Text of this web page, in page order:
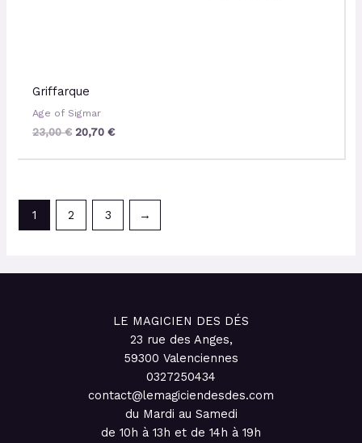
Griffarque
Age of Sigmar
23,00€ 20,70 €
1 2 3 →
LE MAGICIEN DES DÉS
23 rue des Anges,
59300 Valenciennes
0327250434
contact@lemagiciendesdes.com
du Mardi au Samedi
de 10h à 13h et de 14h à 19h